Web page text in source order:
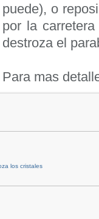
puede), o
por la
destroza el
Para mas
los cristales